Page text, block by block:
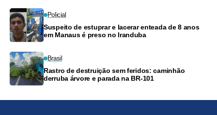
Policial
Suspeito de estuprar e lacerar enteada de 8 anos
em Manaus é preso no Iranduba
Brasil
Rastro de destruição sem feridos: caminhão
derruba árvore e parada na BR-101